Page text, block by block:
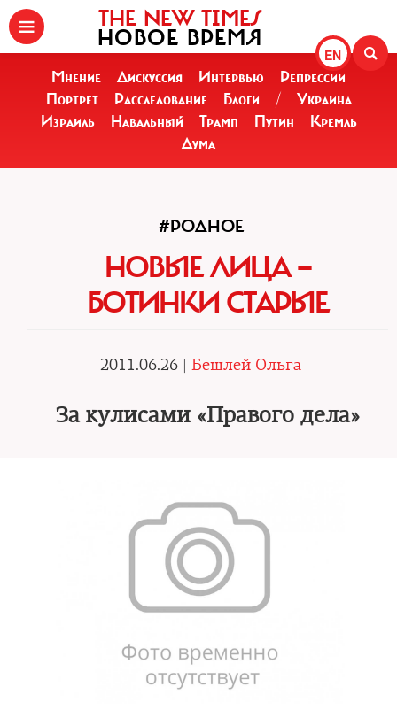
EN
THE NEW TIMES
НОВОЕ ВРЕМЯ
Мнение Дискуссия Интервью
Репрессии
Портрет
Расследование Блоги /
Украина
Израиль
Навальный Трамп Путин
Кремль
Дума
#РОДНОЕ
НОВЫЕ ЛИЦА —
БОТИНКИ СТАРЫЕ
2011.06.26 | Бешлей Ольга
За кулисами «Правого дела»